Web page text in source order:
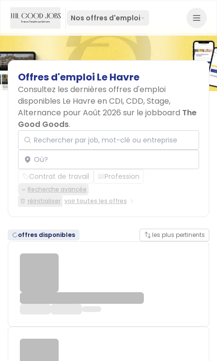
Nos offres d'emploi
Offresd'emploi LeHavre
Consultez les dernières offres d'emploi
disponibles Le Havre en CDI, CDD, Stage,
Alternance pour Août 2026 sur le jobboard The
Good Goods.
Rechercher par job, mot-clé ou entreprise
Localisation
Contrat de travail Profession
Recherche avancée
réinitialiser voir toutes les offres
offres disponibles les plus pertinents